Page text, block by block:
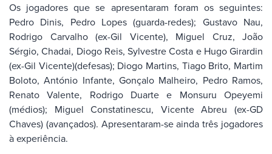
Os jogadores que se apresentaram foram os seguintes:
Pedro Dinis, Pedro Lopes (guarda-redes); Gustavo Nau,
Rodrigo Carvalho (ex-Gil Vicente), Miguel Cruz, João
Sérgio, Chadai, Diogo Reis, Sylvestre Costa e Hugo Girardin
(ex-Gil Vicente)(defesas); Diogo Martins, Tiago Brito, Martim
Boloto, António Infante, Gonçalo Malheiro, Pedro Ramos,
Renato Valente, Rodrigo Duarte e Monsuru Opeyemi
(médios); Miguel Constatinescu, Vicente Abreu (ex-GD
Chaves) (avançados). Apresentaram-se ainda três jogadores
à experiência.